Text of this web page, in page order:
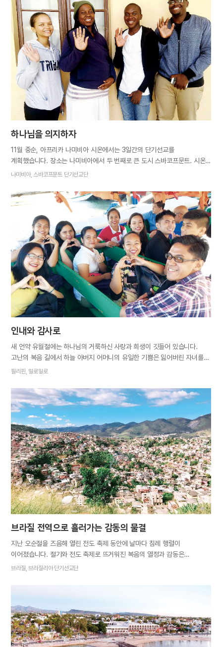
이루어졌습니다. 형제님을 통해 진리를 깨달은 가족이 주위 사람들에게 이
시대의 구원자이신 성령과 신부를 힘차게 전했고, 진리 말씀에 갈급한 많은
영혼들이 하늘 어머니의 품으로 나아왔습니다. 하늘 아버지 어머니의 축복
가운데 소중한 형제자매들이 인도되면서 그곳은 곧 로힛 지교회로
성장했습니다. 유월절이 다가올 즈음, 로힛 지교회 식구들과 함께 유월절을
지키기 위해 다막에서 차로 5시간, 기차로 다시 24시간을 달려가는 기나긴
여정 끝에 지교회에 도착했습니다. 진리를 영접한 지 얼마 되지 않은
식구들이 아버지 어머니의 사랑을 깨닫고 복음을 전하려 아침 일찍 시온에…
하나님을 의지하자
11월 중순, 아프리카 나미비아 시온에서는 3일간의 단기선교를
계획했습니다. 장소는 나미비아에서 두 번째로 큰 도시 스바코프문트. 시온
식구들은 직장과 학업이라는 저마다의 사정이 있었지만 기꺼이 선교에
않으며 어떻게든 하나님의 복음에 동참하고 싶어 했습니다. 단기선교는
순조롭게 준비됐지만 한 가지 마음에 걸리는 부분이 있었습니다. 선교단원
대부분은 믿음 생활을 시작한 지 1년이 채 되지 않는 형제자매들이었습니다.
불과 5개월 전에 진리를 영접한 자매님도 있었고요. 새 식구들의 뜨거운
열정이 대견스러우면서도 전도의 경험이 부족한 식구들이 짧은 선교 기간
동안 잘 해낼 수 있을지 걱정스러웠습니다. 그러던 중 설교집에서 「하나님을
의지하자」라는 주제의 설교를 읽었습니다. “사람들은 열매가 풍성하게 맺힌
나무를 바라볼 때 눈에 보이는 열매와 가지만을 주목하고, 보이지 않는
뿌리의 역할과 힘에 대해서는 잊어버리고 지나칠 때가 많습니다. ⋯ 가지가
아무리 탄탄하고 실하다…
나미비아, 스바코프문트 단기선교단
인내와 감사로
새 언약 유월절에는 하나님의 거룩하신 사랑과 희생이 깃들어 있습니다.
고난의 복음 길에서 하늘 아버지 어머니의 유일한 기쁨은 잃어버린 자녀를
찾는 것입니다. 그 사실을 알기에 아버지 어머니께 기쁨을 드리고자 시온
진리를 전했습니다. 잃어버린 형제자매를 찾아 하나님께서 부탁하신 복음
사명을 이루고 시온을 건설하는 것이 목표였습니다. 파시는 파나이섬
남동부에 위치한 일로일로주(州)에서 네 번째로 큰 도시입니다. 대부분
가톨릭교를 믿는 그곳 사람들은 자신의 전통과 가르침에 강한 믿음을 갖고
있었습니다. 그래서인지 아무리 말씀을 전해도 쉽게 받아들이지 않아 몇
주가 지나도록 복음의 결실 없이 돌아와야 했습니다. 하나님의 도우심
없이는 아무것도 할 수 없음을 절실히 깨닫고 다 같이 간절히
기도드렸습니다. 시간은 쏜살처럼 흘러 매 휴일 진행된 파시 단기선교가
아홉 번째에 이르렀습니다. 다시 파시로 향했습니다. “천하에 범사가 기한이
있고 모든…
필리핀, 일로일로
브라질 전역으로 흘러가는 감동의 물결
지난 오순절을 즈음해 열린 전도 축제 동안에 날마다 침례 행렬이
이어졌습니다. 절기와 전도 축제로 뜨거워진 복음의 열정과 감동은
브라질리아 인근 지역으로 번졌습니다. 축제가 끝나고 7명의 식구들이
브라질리아에서 꼬박 하루가 걸려 고베르나도르발라다리스에 도착했습니다.
이곳은 지난 2월에 한 차례 단기선교를 왔던 지역입니다. 식구들은 우선 1차
선교 때 진리를 전했던 분을 찾아갔습니다. “여러분들이 알려준 말씀을
듣고서 교회에 다니고 싶었지만 구원이 없는 교회에는 갈 수 없어서
브라질, 브라질리아 단기선교단